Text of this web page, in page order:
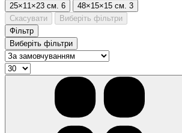
25×11×23 см. 6 48×15×15 см. 3
Скасувати
Виберіть фільтри
Фільтр
Виберіть фільтри